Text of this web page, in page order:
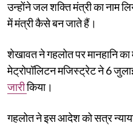
उन्होंने जल शक्ति मंत्री का नाम
में मंत्री कैसे बन जाते हैं।
शेखावत ने गहलोत पर मानहानि
मेट्रोपॉलिटन मजिस्ट्रेट ने 6
जारीकिया।
गहलोत ने इस आदेश को सत्र